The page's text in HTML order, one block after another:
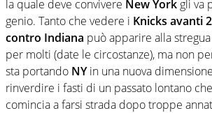
la quale deve convivere New York gli va
genio. Tanto che vedere i Knicks avanti
contro Indiana può apparire alla
per molti (date le circostanze), ma non
sta portando NYin una nuova
rinverdire i fasti di un passato lontano
comincia a farsi strada dopo troppe